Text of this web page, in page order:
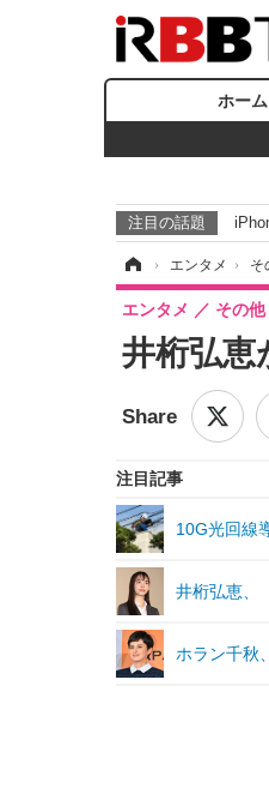
ホーム
注目の話題
› エンタメ › そ
井桁弘恵
エンタメ その他
注目記事
10G光回線
井桁弘恵、
ホラン千秋